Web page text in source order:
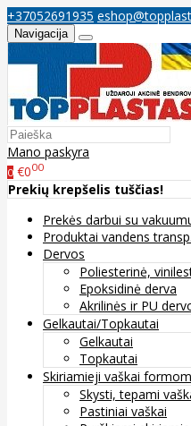
+37052691935
Navigacija
Mano paskyra
0 €000
Prekių krepšelis tuščias!
Prekės darbui su
Produktai vandens transp.
Dervos
Poliesterinė,
Epoksidinė derva
Akrilinės ir PU
Gelkautai/Topkautai
Gelkautai
Topkautai
Skiriamieji vaškai
Skysti, tepami
Pastiniai vaškai